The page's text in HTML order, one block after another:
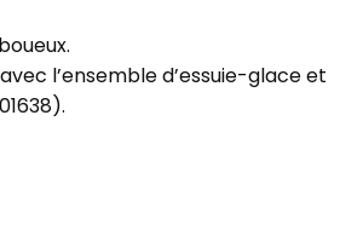
l’ensemble d’essuie-glace et